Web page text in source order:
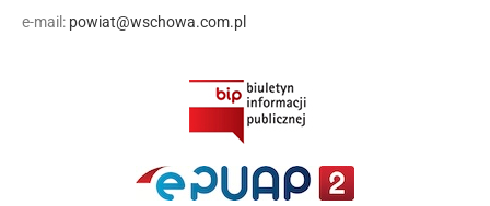
e-mail: powiat@wschowa.com.pl